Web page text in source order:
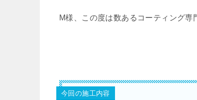
M様、この度は数あるコーティング
今回の施工内容